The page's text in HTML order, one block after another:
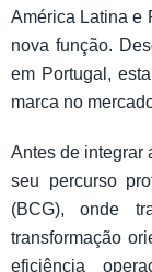
América Latina e
nova função.
em Portugal,
marca no
Antes de integrar
seu percurso
(BCG), onde
transformação
eficiência